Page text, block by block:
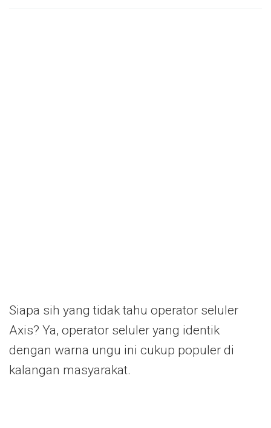
Siapa sih yang tidak tahu operator seluler
Axis? Ya, operator seluler yang identik
dengan warna ungu ini cukup populer di
kalangan masyarakat.